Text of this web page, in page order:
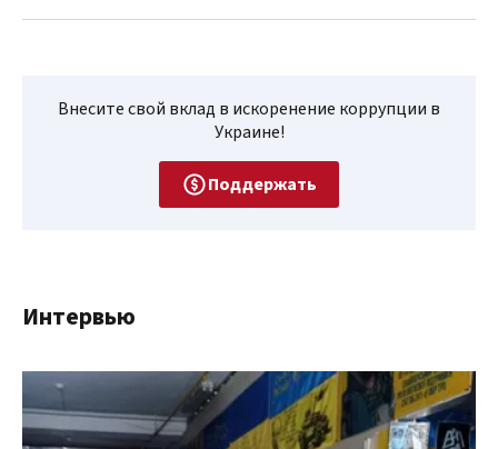
Внесите свой вклад в искоренение коррупции в
Украине!
Поддержать
Интервью